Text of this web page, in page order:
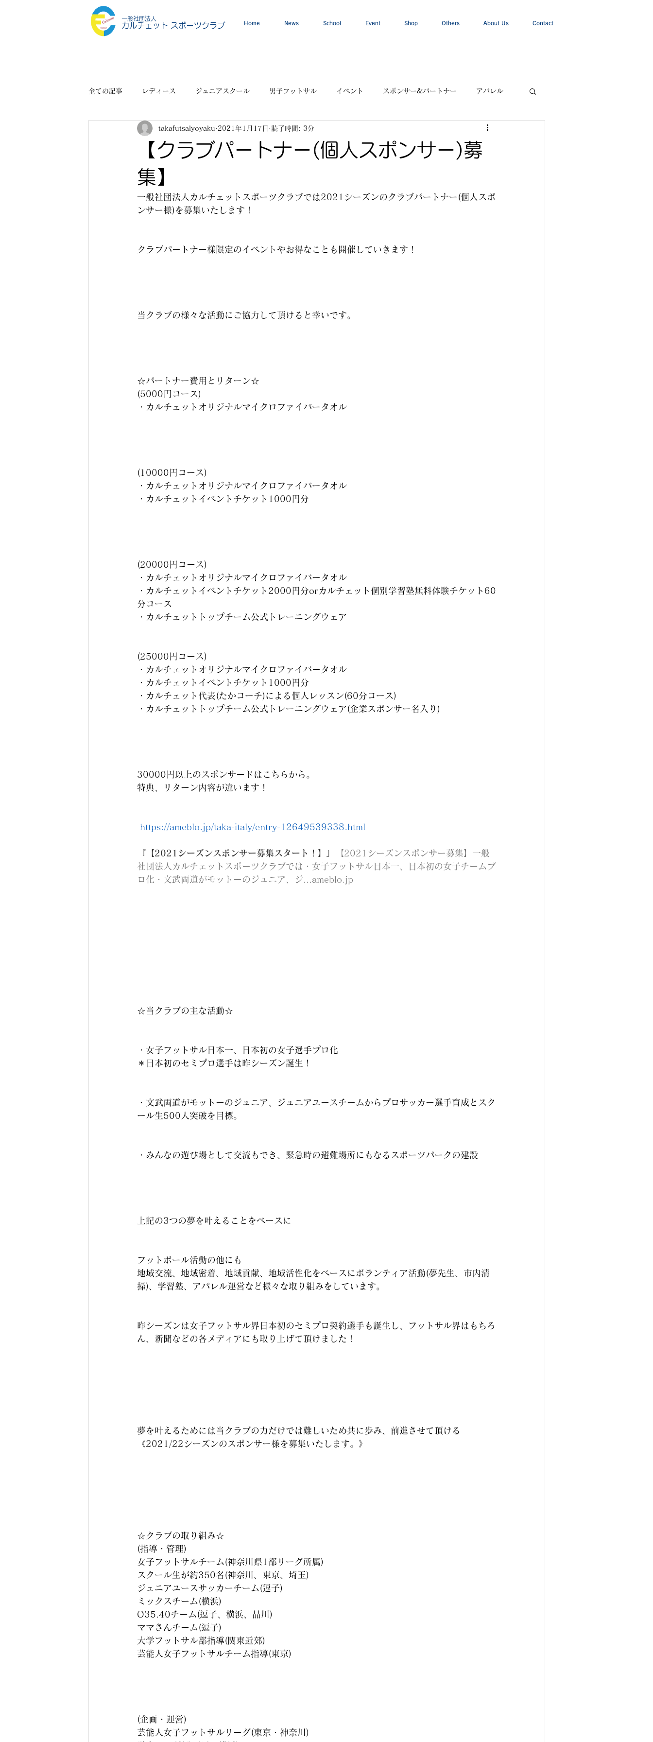
Home News School Event Shop Others About Us Contact
一般社団法人
カルチェット スポーツクラブ
全ての記事 レディース ジュニアスクール 男子フットサル イベント スポンサー&パートナー アパレル
スポーツショップ その他
【クラブパートナー(個人スポンサー)募
集】
takafutsalyoyaku 2021年1月17日 読了時間: 3分
一般社団法人カルチェットスポーツクラブでは2021シーズンのクラブパートナー(個人スポ
ンサー様)を募集いたします！
クラブパートナー様限定のイベントやお得なことも開催していきます！
当クラブの様々な活動にご協力して頂けると幸いです。
☆パートナー費用とリターン☆
(5000円コース)
・カルチェットオリジナルマイクロファイバータオル
(10000円コース)
・カルチェットオリジナルマイクロファイバータオル
・カルチェットイベントチケット1000円分
(20000円コース)
・カルチェットオリジナルマイクロファイバータオル
・カルチェットイベントチケット2000円分orカルチェット個別学習塾無料体験チケット60
分コース
・カルチェットトップチーム公式トレーニングウェア
(25000円コース)
・カルチェットオリジナルマイクロファイバータオル
・カルチェットイベントチケット1000円分
・カルチェット代表(たかコーチ)による個人レッスン(60分コース)
・カルチェットトップチーム公式トレーニングウェア(企業スポンサー名入り)
30000円以上のスポンサードはこちらから。
特典、リターン内容が違います！
https://ameblo.jp/taka-italy/entry-12649539338.html
『【2021シーズンスポンサー募集スタート！】』
【2021シーズンスポンサー募集】一般
社団法人カルチェットスポーツクラブでは・女子フットサル日本一、日本初の女子チームプ
ロ化・文武両道がモットーのジュニア、ジ…ameblo.jp
☆当クラブの主な活動☆
・女子フットサル日本一、日本初の女子選手プロ化
＊日本初のセミプロ選手は昨シーズン誕生！
・文武両道がモットーのジュニア、ジュニアユースチームからプロサッカー選手育成とスク
ール生500人突破を目標。
・みんなの遊び場として交流もでき、緊急時の避難場所にもなるスポーツパークの建設
上記の3つの夢を叶えることをベースに
フットボール活動の他にも
地域交流、地域密着、地域貢献、地域活性化をベースにボランティア活動(夢先生、市内清
掃)、学習塾、アパレル運営など様々な取り組みをしています。
昨シーズンは女子フットサル界日本初のセミプロ契約選手も誕生し、フットサル界はもちろ
ん、新聞などの各メディアにも取り上げて頂けました！
夢を叶えるためには当クラブの力だけでは難しいため共に歩み、前進させて頂ける
《2021/22シーズンのスポンサー様を募集いたします。》
☆クラブの取り組み☆
(指導・管理)
女子フットサルチーム(神奈川県1部リーグ所属)
スクール生が約350名(神奈川、東京、埼玉)
ジュニアユースサッカーチーム(逗子)
ミックスチーム(横浜)
O35.40チーム(逗子、横浜、品川)
ママさんチーム(逗子)
大学フットサル部指導(関東近郊)
芸能人女子フットサルチーム指導(東京)
(企画・運営)
芸能人女子フットサルリーグ(東京・神奈川)